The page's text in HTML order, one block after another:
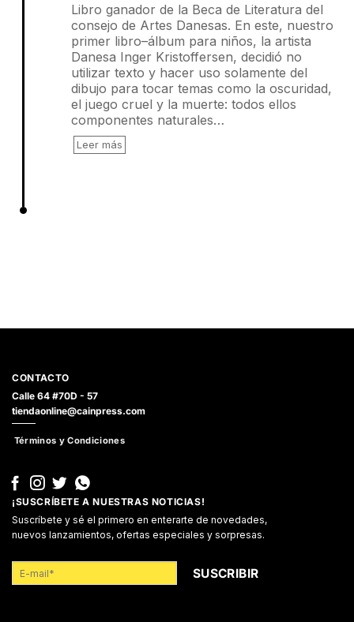
Libro ganador de la Beca de Literatura del
consejo de Artes Danesas. En este, nuestro
primer libro–álbum para niños, la artista
Danesa Inger Kristoffersen, decidió no
utilizar texto y hacer uso solamente del
dibujo para tocar temas como la oscuridad,
el juego cruel y la muerte: todos ellos
componentes naturales…
Leer más
CONTACTO
Calle 64 #70D - 57
tiendaonline@cainpress.com
Términos y Condiciones
¡SUSCRÍBETE A NUESTRAS NOTICIAS!
Suscríbete y sé el primero en enterarte de novedades,
nuevos lanzamientos, ofertas especiales y sorpresas.